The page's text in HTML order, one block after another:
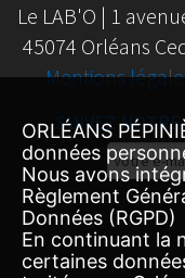
Le LAB'O | 1
45074 Orléans
Mentions
SUIVEZ
Email
ORLÉANS
données
Nous avons
Règlement
Données (RGPD)
En continuant la
certaines